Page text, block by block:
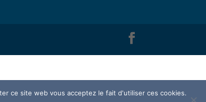
ce site web vous acceptez le fait d'utiliser ces cookies.